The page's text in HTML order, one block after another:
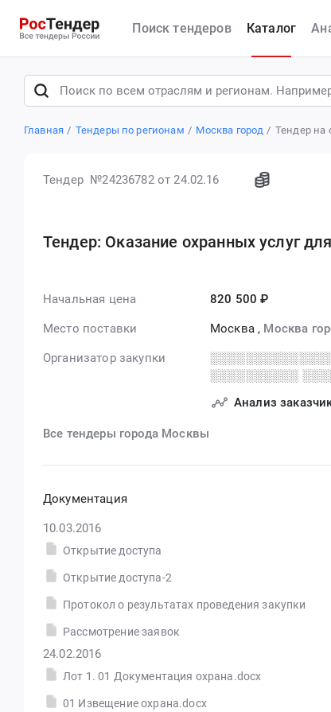
Поиск тендеров Каталог
Главная Тендеры по регионам Москва город Тендер на
Тендер №24236782от 24.02.16
Тендер: Оказание охранных услуг
Начальная цена 820 500 ₽
Место поставки Москва , Москва
Организатор закупки
░░░░░░░░░░
Анализ
Все тендеры города Москвы
Документация
10.03.2016
Открытие доступа
Открытие доступа-2
Протокол о результатах проведения закупки
Рассмотрение заявок
24.02.2016
Лот 1. 01 Документация охрана.docx
01 Извещение охрана.docx